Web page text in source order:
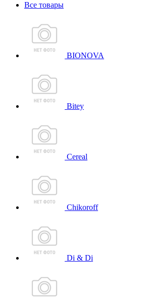
Все товары
BIONOVA
Bitey
Cereal
Chikoroff
Di & Di